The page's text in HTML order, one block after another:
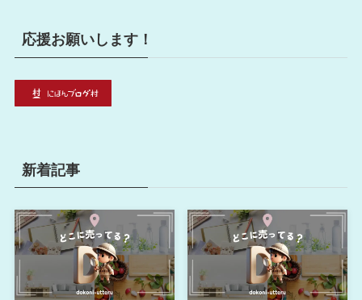
応援お願いします！
新着記事